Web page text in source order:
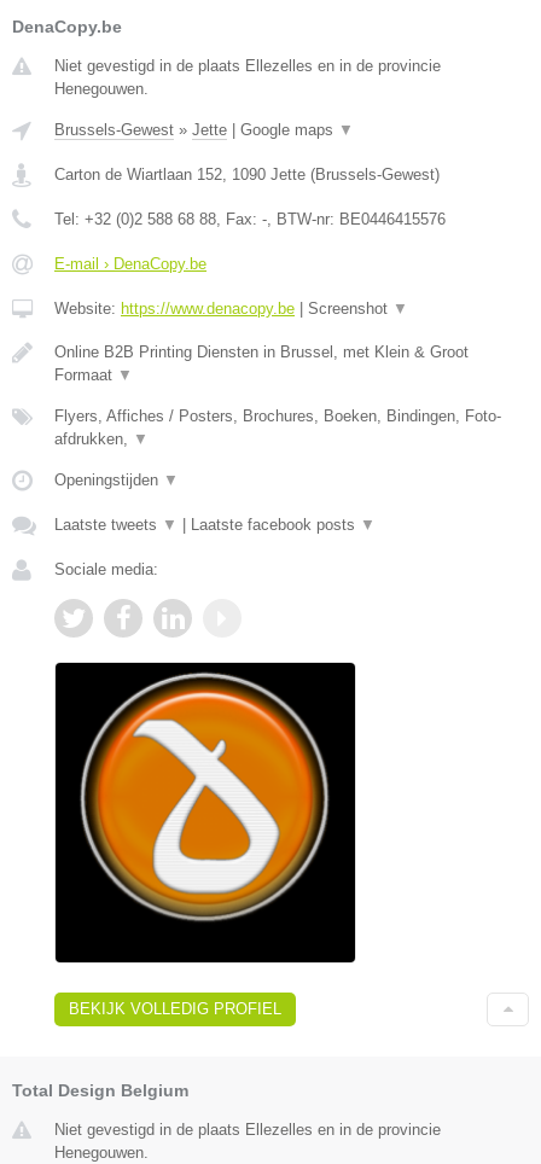
DenaCopy.be
Niet gevestigd in de plaats Ellezelles en in de provincie
Henegouwen.
Brussels-Gewest » Jette | Google maps ▼
Carton de Wiartlaan 152 1090 Jette (Brussels-Gewest)
Tel: +32 (0)2 588 68 88 , Fax: - , BTW-nr: BE0446415576
E-mail › DenaCopy.be
Website: https://www.denacopy.be | Screenshot ▼
Online B2B Printing Diensten in Brussel, met Klein & Groot
Formaat ▼
Flyers, Affiches / Posters, Brochures, Boeken, Bindingen, Foto-
afdrukken,
▼
Openingstijden ▼
Laatste tweets ▼ | Laatste facebook posts ▼
Sociale media:
BEKIJK VOLLEDIG PROFIEL
Total Design Belgium
Niet gevestigd in de plaats Ellezelles en in de provincie
Henegouwen.